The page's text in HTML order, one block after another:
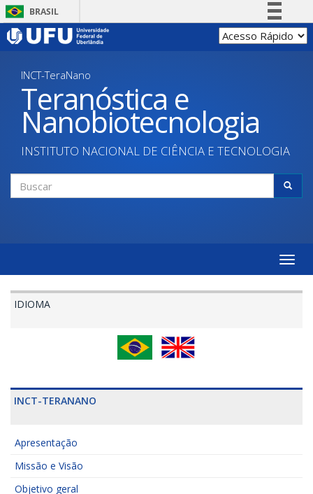
Pular
para
BRASIL
Simplifique!
Acesso à informação
Legislação
Canais
INCT-TeraNano
Teranóstica e
Nanobiotecnologia
INSTITUTO NACIONAL DE CIÊNCIA E TECNOLOGIA
Formulário
Toggle
IDIOMA
INCT-TERANANO
Apresentação
Missão e Visão
Objetivo geral